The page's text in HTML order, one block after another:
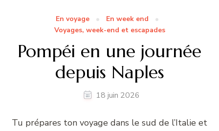
En voyage
En week end
Voyages, week-end et escapades
Pompéi en une journée
depuis Naples
18 juin 2026
Tu prépares ton voyage dans le sud de l’Italie et